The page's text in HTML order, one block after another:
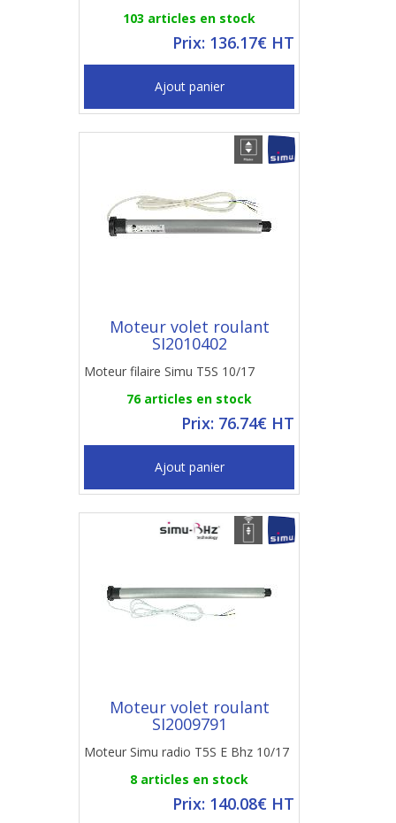
103 articles en stock
Prix: 136.17€ HT
Ajout panier
Moteur volet roulant
SI2010402
Moteur filaire Simu T5S 10/17
76 articles en stock
Prix: 76.74€ HT
Ajout panier
Moteur volet roulant
SI2009791
Moteur Simu radio T5S E Bhz 10/17
8 articles en stock
Prix: 140.08€ HT